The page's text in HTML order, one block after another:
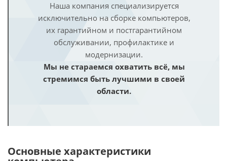
Наша компания специализируется
исключительно на сборке компьютеров,
их гарантийном и постгарантийном
обслуживании, профилактике и
модернизации.
Мы не стараемся охватить всё, мы
стремимся быть лучшими в своей
области.
Основные характеристики